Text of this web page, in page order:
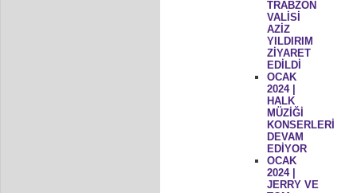
TRABZON
VALİSİ
AZİZ
YILDIRIM
ZİYARET
EDİLDİ
OCAK
2024 |
HALK
MÜZİĞİ
KONSERLERİ
DEVAM
EDİYOR
OCAK
2024 |
JERRY VE